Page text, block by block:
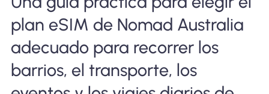
Usando una eSIM
Para negocios
plan eSIM de Nomad Australia
adecuado para recorrer los
barrios, el transporte, los